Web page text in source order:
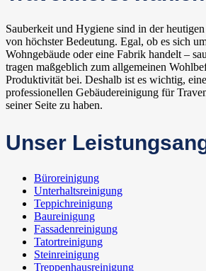
Sauberkeit und Hygiene sind in der
von höchster Bedeutung. Egal, ob es sich
Wohngebäude oder eine Fabrik handelt –
tragen maßgeblich zum allgemeinen
Produktivität bei. Deshalb ist es wichtig,
professionellen Gebäudereinigung für
seiner Seite zu haben.
Unser
Büroreinigung
Unterhaltsreinigung
Teppichreinigung
Baureinigung
Fassadenreinigung
Tatortreinigung
Steinreinigung
Treppenhausreinigung